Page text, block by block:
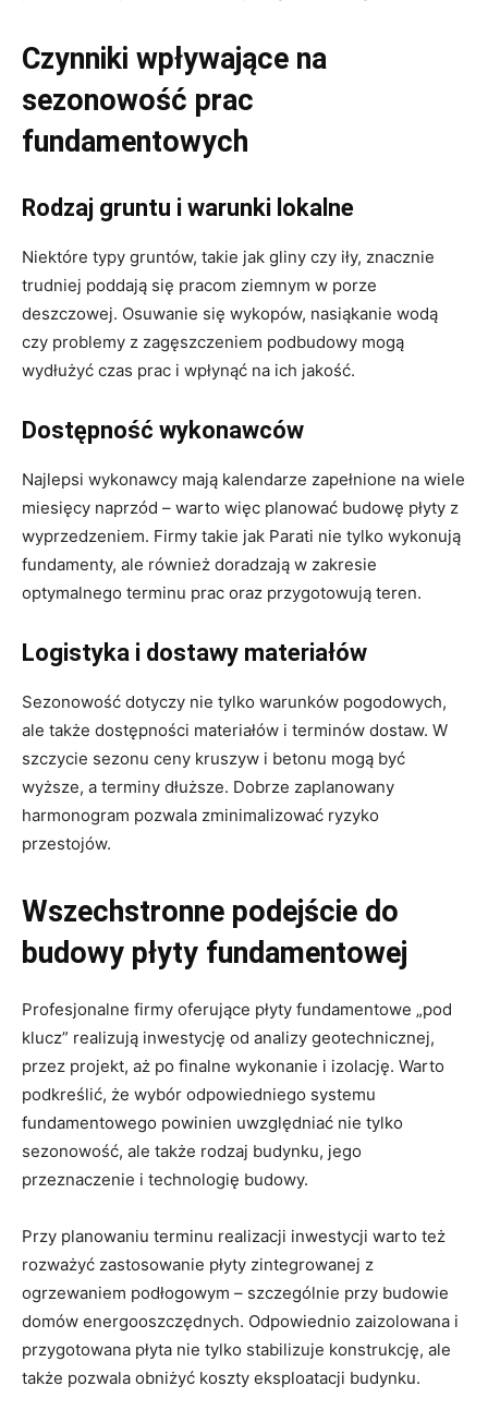
Czynniki wpływające na
sezonowość prac
fundamentowych
Rodzaj gruntu i warunki lokalne
Niektóre typy gruntów, takie jak gliny czy iły, znacznie
trudniej poddają się pracom ziemnym w porze
deszczowej. Osuwanie się wykopów, nasiąkanie wodą
czy problemy z zagęszczeniem podbudowy mogą
wydłużyć czas prac i wpłynąć na ich jakość.
Dostępność wykonawców
Najlepsi wykonawcy mają kalendarze zapełnione na wiele
miesięcy naprzód – warto więc planować budowę płyty z
wyprzedzeniem. Firmy takie jak Parati nie tylko wykonują
fundamenty, ale również doradzają w zakresie
optymalnego terminu prac oraz przygotowują teren.
Logistyka i dostawy materiałów
Sezonowość dotyczy nie tylko warunków pogodowych,
ale także dostępności materiałów i terminów dostaw. W
szczycie sezonu ceny kruszyw i betonu mogą być
wyższe, a terminy dłuższe. Dobrze zaplanowany
harmonogram pozwala zminimalizować ryzyko
przestojów.
Wszechstronne podejście do
budowy płyty fundamentowej
Profesjonalne firmy oferujące płyty fundamentowe „pod
klucz” realizują inwestycję od analizy geotechnicznej,
przez projekt, aż po finalne wykonanie i izolację. Warto
podkreślić, że wybór odpowiedniego systemu
fundamentowego powinien uwzględniać nie tylko
sezonowość, ale także rodzaj budynku, jego
przeznaczenie i technologię budowy.
Przy planowaniu terminu realizacji inwestycji warto też
rozważyć zastosowanie płyty zintegrowanej z
ogrzewaniem podłogowym – szczególnie przy budowie
domów energooszczędnych. Odpowiednio zaizolowana i
przygotowana płyta nie tylko stabilizuje konstrukcję, ale
także pozwala obniżyć koszty eksploatacji budynku.